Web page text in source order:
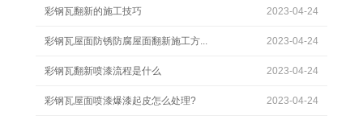
2023-04-24
彩钢瓦翻新的施工技巧
2023-04-24
彩钢瓦屋面防锈防腐屋面翻新施工方...
2023-04-24
彩钢瓦翻新喷漆流程是什么
2023-04-24
彩钢瓦屋面喷漆爆漆起皮怎么处理?